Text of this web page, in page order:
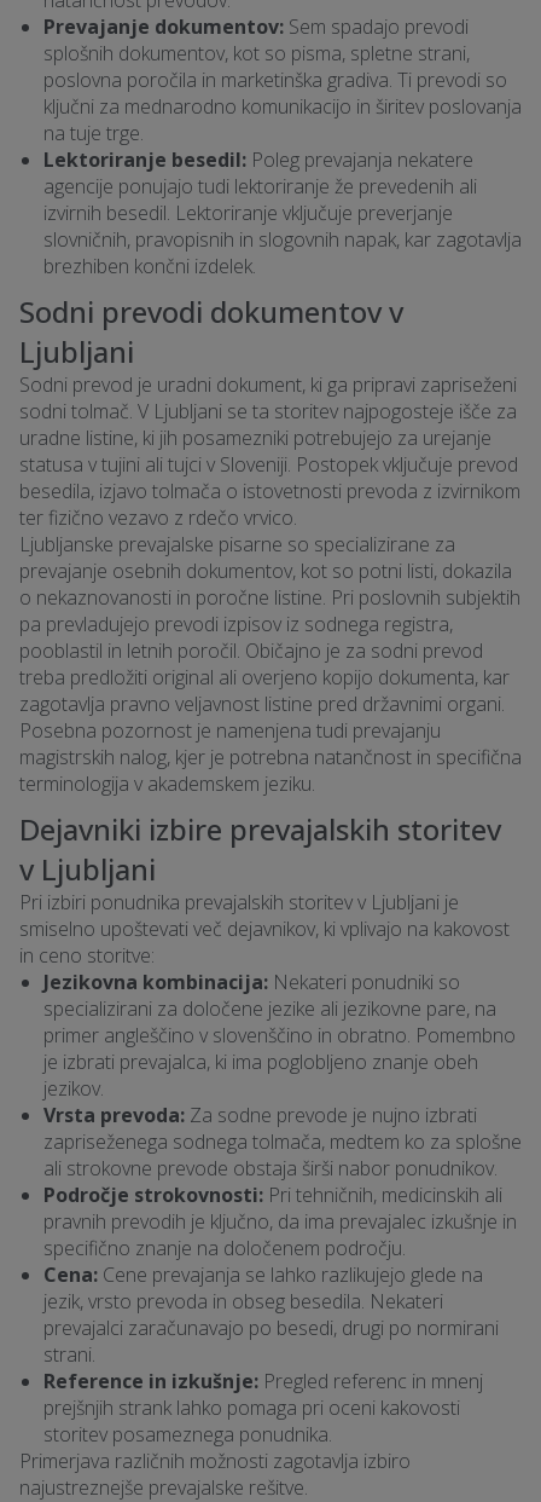
Prevajanje dokumentov: Sem spadajo prevodi
splošnih dokumentov, kot so pisma, spletne strani,
poslovna poročila in marketinška gradiva. Ti prevodi so
ključni za mednarodno komunikacijo in širitev poslovanja
na tuje trge.
Lektoriranje besedil: Poleg prevajanja nekatere
agencije ponujajo tudi lektoriranje že prevedenih ali
izvirnih besedil. Lektoriranje vključuje preverjanje
slovničnih, pravopisnih in slogovnih napak, kar zagotavlja
brezhiben končni izdelek.
Sodni prevodi dokumentov v
Ljubljani
Sodni prevod je uradni dokument, ki ga pripravi zapriseženi
sodni tolmač. V Ljubljani se ta storitev najpogosteje išče za
uradne listine, ki jih posamezniki potrebujejo za urejanje
statusa v tujini ali tujci v Sloveniji. Postopek vključuje prevod
besedila, izjavo tolmača o istovetnosti prevoda z izvirnikom
ter fizično vezavo z rdečo vrvico.
Ljubljanske prevajalske pisarne so specializirane za
prevajanje osebnih dokumentov, kot so potni listi, dokazila
o nekaznovanosti in poročne listine. Pri poslovnih subjektih
pa prevladujejo prevodi izpisov iz sodnega registra,
pooblastil in letnih poročil. Običajno je za sodni prevod
treba predložiti original ali overjeno kopijo dokumenta, kar
zagotavlja pravno veljavnost listine pred državnimi organi.
Posebna pozornost je namenjena tudi prevajanju
magistrskih nalog, kjer je potrebna natančnost in specifična
terminologija v akademskem jeziku.
Dejavniki izbire prevajalskih storitev
v Ljubljani
Pri izbiri ponudnika prevajalskih storitev v Ljubljani je
smiselno upoštevati več dejavnikov, ki vplivajo na kakovost
in ceno storitve:
Jezikovna kombinacija: Nekateri ponudniki so
specializirani za določene jezike ali jezikovne pare, na
primer angleščino v slovenščino in obratno. Pomembno
je izbrati prevajalca, ki ima poglobljeno znanje obeh
jezikov.
Vrsta prevoda: Za sodne prevode je nujno izbrati
zapriseženega sodnega tolmača, medtem ko za splošne
ali strokovne prevode obstaja širši nabor ponudnikov.
Področje strokovnosti: Pri tehničnih, medicinskih ali
pravnih prevodih je ključno, da ima prevajalec izkušnje in
specifično znanje na določenem področju.
Cena: Cene prevajanja se lahko razlikujejo glede na
jezik, vrsto prevoda in obseg besedila. Nekateri
prevajalci zaračunavajo po besedi, drugi po normirani
strani.
Reference in izkušnje: Pregled referenc in mnenj
prejšnjih strank lahko pomaga pri oceni kakovosti
storitev posameznega ponudnika.
Primerjava različnih možnosti zagotavlja izbiro
najustreznejše prevajalske rešitve.